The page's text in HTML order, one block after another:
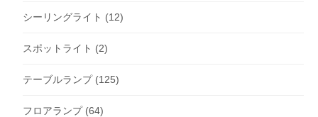
シーリングライト (12)
スポットライト (2)
テーブルランプ(125)
フロアランプ(64)